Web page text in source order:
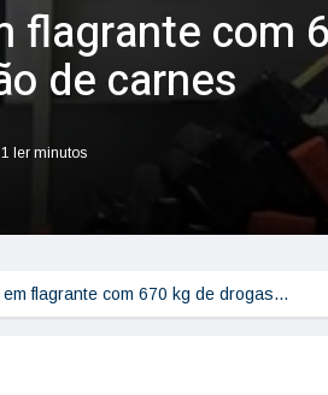
flagrante com
de carnes
1 ler minutos
flagrante com 670 kg de drogas…